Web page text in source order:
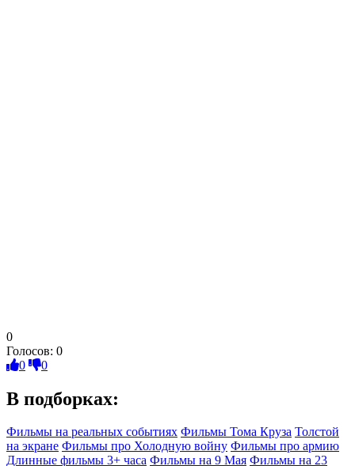
0
Голосов: 0
0
0
В подборках:
Фильмы на реальных событиях Фильмы Тома Круза Толстой
на экране Фильмы про Холодную войну Фильмы про армию
Длинные фильмы 3+ часа Фильмы на 9 Мая Фильмы на 23